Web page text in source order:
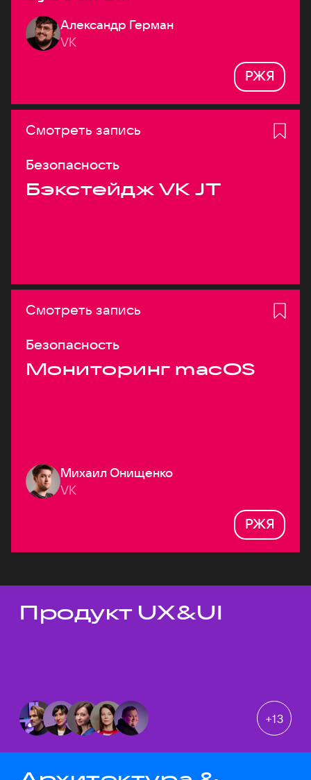
высоконагруженных
системах
Александр Герман
VK
РЖЯ
Смотреть запись
Безопасность
Бэкстейдж VK JT
Смотреть запись
Безопасность
Мониторинг macOS
Михаил Онищенко
VK
РЖЯ
Темы докладов
Продукт UX&UI
+13